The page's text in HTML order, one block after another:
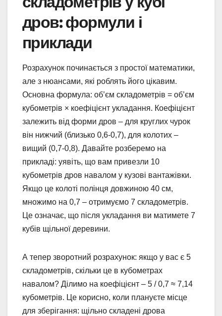
дров: формули і
приклади
Розрахунок починається з простої математики,
але з нюансами, які роблять його цікавим.
Основна формула: об’єм складометрів = об’єм
кубометрів × коефіцієнт укладання. Коефіцієнт
залежить від форми дров – для круглих чурок
він нижчий (близько 0,6-0,7), для колотих –
вищий (0,7-0,8). Давайте розберемо на
прикладі: уявіть, що вам привезли 10
кубометрів дров навалом у кузові вантажівки.
Якщо це колоті полінця довжиною 40 см,
множимо на 0,7 – отримуємо 7 складометрів.
Це означає, що після укладання ви матимете 7
кубів щільної деревини.
А тепер зворотний розрахунок: якщо у вас є 5
складометрів, скільки це в кубометрах
навалом? Ділимо на коефіцієнт – 5 / 0,7 ≈ 7,14
кубометрів. Це корисно, коли плануєте місце
для зберігання: щільно складені дрова